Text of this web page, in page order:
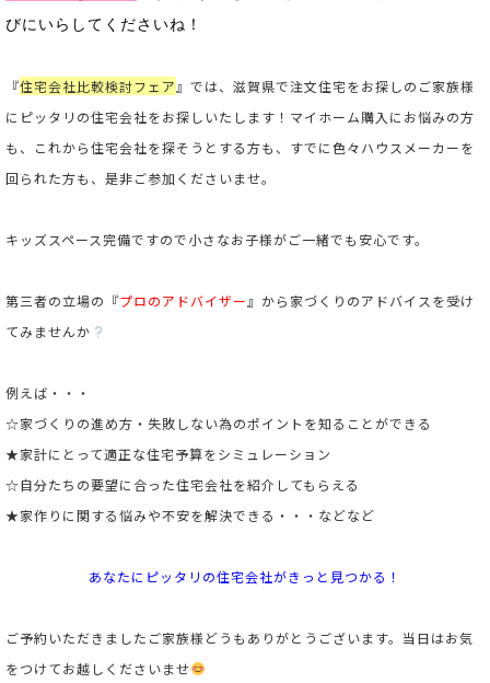
びにいらしてくださいね！
『住宅会社比較検討フェア 』では、滋賀県で注文住宅をお探しのご家族様
にピッタリの住宅会社をお探しいたします！マイホーム購入にお悩みの方
も、これから住宅会社を探そうとする方も、すでに色々ハウスメーカーを
回られた方も、是非ご参加くださいませ。
キッズスペース完備ですので小さなお子様がご一緒でも安心です。
第三者の立場の 『プロのアドバイザー 』 から家づくりのアドバイスを受け
てみませんか
例えば・・・
☆家づくりの進め方・失敗しない為のポイントを知ることができる
★家計にとって適正な住宅予算をシミュレーション
☆自分たちの要望に合った住宅会社を紹介してもらえる
★家作りに関する悩みや不安を解決できる・・・などなど
あなたにピッタリの住宅会社がきっと見つかる！
ご予約いただきましたご家族様どうもありがとうございます。当日はお気
をつけてお越しくださいませ